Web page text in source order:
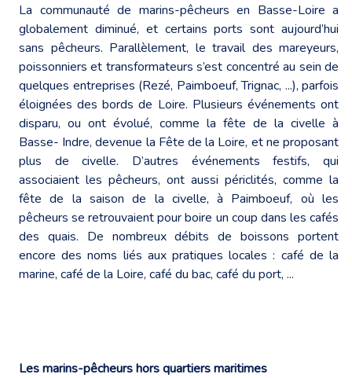
La communauté de marins-pêcheurs en Basse-Loire a
globalement diminué, et certains ports sont aujourd’hui
sans pêcheurs. Parallèlement, le travail des mareyeurs,
poissonniers et transformateurs s’est concentré au sein de
quelques entreprises (Rezé, Paimboeuf, Trignac, ...), parfois
éloignées des bords de Loire. Plusieurs événements ont
disparu, ou ont évolué, comme la fête de la civelle à
Basse- Indre, devenue la Fête de la Loire, et ne proposant
plus de civelle. D’autres événements festifs, qui
associaient les pêcheurs, ont aussi périclités, comme la
fête de la saison de la civelle, à Paimboeuf, où les
pêcheurs se retrouvaient pour boire un coup dans les cafés
des quais. De nombreux débits de boissons portent
encore des noms liés aux pratiques locales : café de la
marine, café de la Loire, café du bac, café du port, ...
Les marins-pêcheurs hors quartiers maritimes